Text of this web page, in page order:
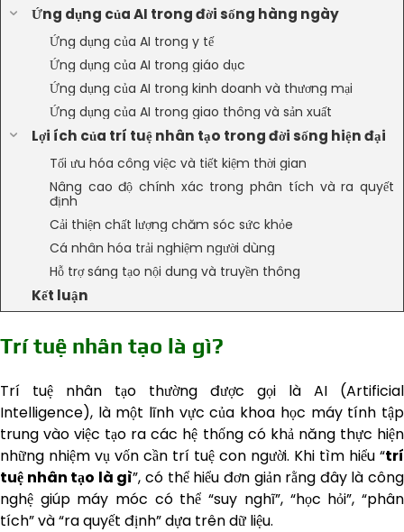
Ứng dụng của AI trong đời sống hàng ngày
Ứng dụng của AI trong y tế
Ứng dụng của AI trong giáo dục
Ứng dụng của AI trong kinh doanh và thương mại
Ứng dụng của AI trong giao thông và sản xuất
Lợi ích của trí tuệ nhân tạo trong đời sống hiện đại
Tối ưu hóa công việc và tiết kiệm thời gian
Nâng cao độ chính xác trong phân tích và ra quyết
định
Cải thiện chất lượng chăm sóc sức khỏe
Cá nhân hóa trải nghiệm người dùng
Hỗ trợ sáng tạo nội dung và truyền thông
Kết luận
Trí tuệ nhân tạo là gì?
Trí tuệ nhân tạo thường được gọi là AI (Artificial
Intelligence), là một lĩnh vực của khoa học máy tính tập
trung vào việc tạo ra các hệ thống có khả năng thực hiện
những nhiệm vụ vốn cần trí tuệ con người. Khi tìm hiểu “trí
tuệ nhân tạo là gì”, có thể hiểu đơn giản rằng đây là công
nghệ giúp máy móc có thể “suy nghĩ”, “học hỏi”, “phân
tích” và “ra quyết định” dựa trên dữ liệu.